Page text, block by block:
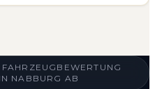
NABBURG AB